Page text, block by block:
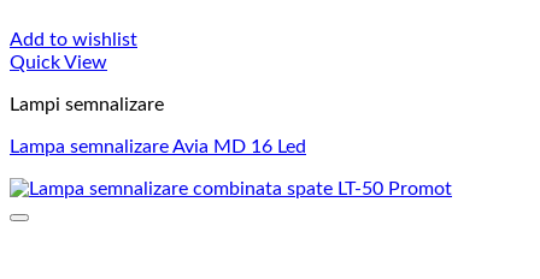
Add to wishlist
Quick View
Lampi semnalizare
Lampa semnalizare Avia MD 16 Led